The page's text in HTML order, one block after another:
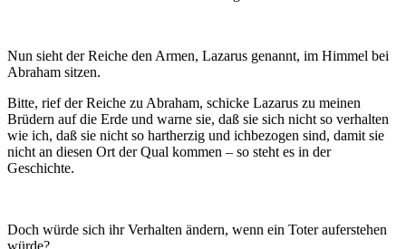
Nun sieht der Reiche den Armen, Lazarus genannt, im Himmel bei
Abraham sitzen.
Bitte, rief der Reiche zu Abraham, schicke Lazarus zu meinen
Brüdern auf die Erde und warne sie, daß sie sich nicht so verhalten
wie ich, daß sie nicht so hartherzig und ichbezogen sind, damit sie
nicht an diesen Ort der Qual kommen – so steht es in der
Geschichte.
Doch würde sich ihr Verhalten ändern, wenn ein Toter auferstehen
würde?